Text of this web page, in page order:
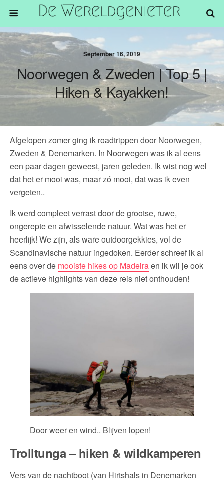
September 16, 2019
Noorwegen & Zweden | Top 5 |
Hiken & Kayakken!
Afgelopen zomer ging ik roadtrippen door Noorwegen,
Zweden & Denemarken. In Noorwegen was ik al eens
een paar dagen geweest, jaren geleden. Ik wist nog wel
dat het er mooi was, maar zó mooi, dat was ik even
vergeten..
Ik werd compleet verrast door de grootse, ruwe,
ongerepte en afwisselende natuur. Wat was het er
heerlijk! We zijn, als ware outdoorgekkies, vol de
Scandinavische natuur ingedoken. Eerder schreef ik al
eens over de mooiste hikes op Madeiraen ik wil je ook
de actieve highlights van deze reis niet onthouden!
Door weer en wind.. Blijven lopen!
Trolltunga – hiken & wildkamperen
Vers van de nachtboot (van Hirtshals in Denemarken